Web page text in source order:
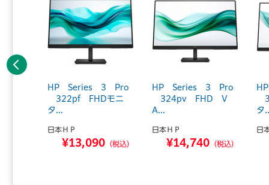
HP Series 3 Pro
322pf FHDモニ
タ...
日本ＨＰ
¥13,090 （税込）
HP Series 3 Pro
324pv FHD V
A...
日本ＨＰ
¥14,740 （税込）
タ
日
前へ